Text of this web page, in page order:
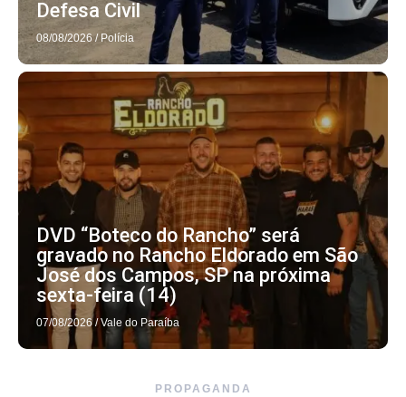
Defesa Civil
08/08/2026 / Polícia
DVD “Boteco do Rancho” será
gravado no Rancho Eldorado em São
José dos Campos, SP na próxima
sexta-feira (14)
07/08/2026 / Vale do Paraíba
PROPAGANDA